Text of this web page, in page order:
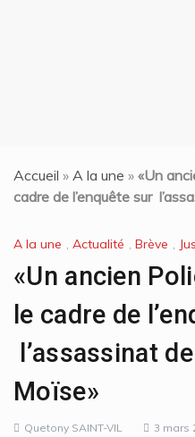
Accueil » A la une » «Un
cadre de l’enquête sur
A la une , Actualité , Brève ,
«Un ancien
le cadre de
l’assassinat
Moïse»
Quetony SAINT-VIL 3 mars